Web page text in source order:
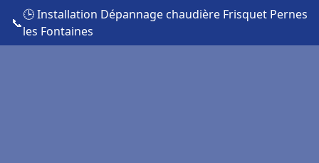
📞
🕒 Installation Dépannage chaudière Frisquet Pernes
les Fontaines